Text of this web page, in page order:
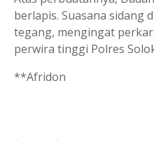
berlapis. Suasana sidang
tegang, mengingat
perwira tinggi Polres
**Afridon